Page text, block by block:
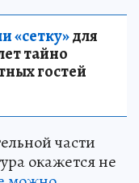
«сетку»для
тайно
гостей
части
окажется не